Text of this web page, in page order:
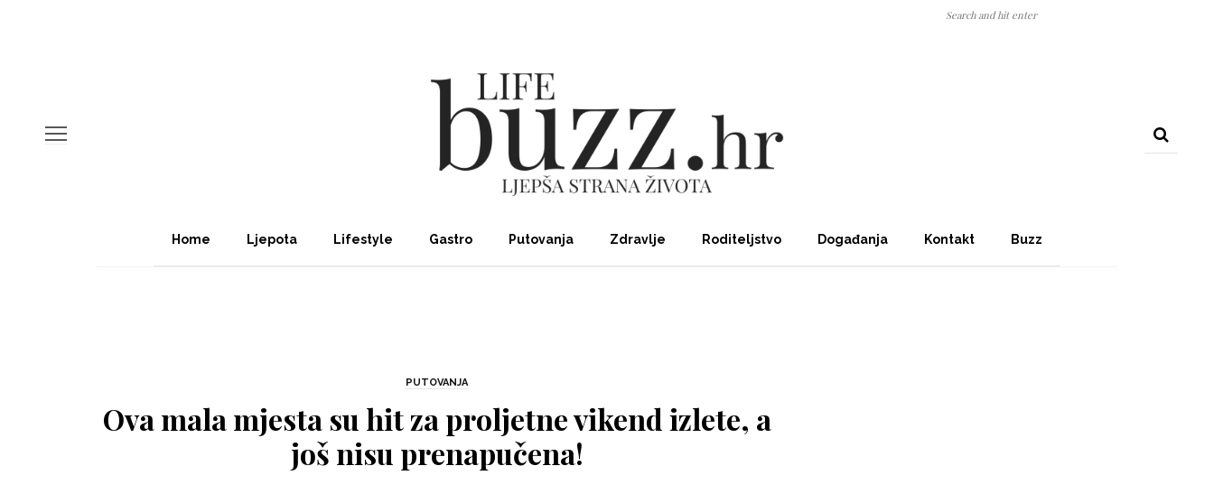
Home Ljepota Lifestyle Gastro Putovanja Zdravlje Roditeljstvo Događanja Kontakt Buzz
PUTOVANJA
Ova mala mjesta su hit za proljetne vikend izlete, a
još nisu prenapučena!